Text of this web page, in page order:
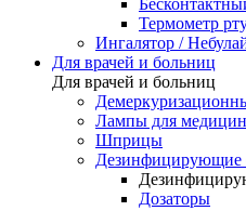
Термометр
Ингалятор /
Для врачей и больниц
Для врачей и больниц
Лампы для
Шприцы
Дезинфицирующие
Дозаторы